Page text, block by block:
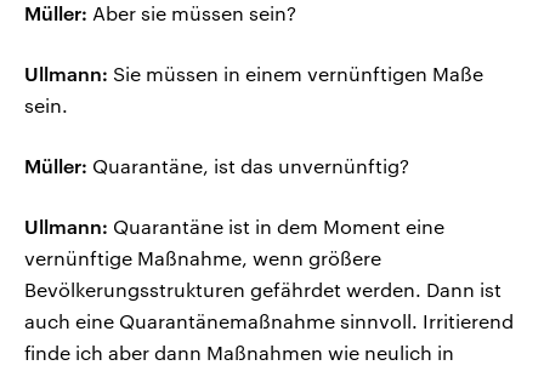
Müller: Aber sie müssen sein?
Ullmann: Sie müssen in einem vernünftigen Maße
sein.
Müller: Quarantäne, ist das unvernünftig?
Ullmann: Quarantäne ist in dem Moment eine
vernünftige Maßnahme, wenn größere
Bevölkerungsstrukturen gefährdet werden. Dann ist
auch eine Quarantänemaßnahme sinnvoll. Irritierend
finde ich aber dann Maßnahmen wie neulich in